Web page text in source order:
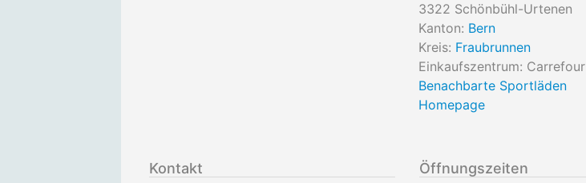
3322 Schönbühl-Urtenen
Kanton: Bern
Kreis: Fraubrunnen
Einkaufszentrum: Carrefour
Benachbarte Sportläden
Homepage
Kontakt Öffnungszeiten